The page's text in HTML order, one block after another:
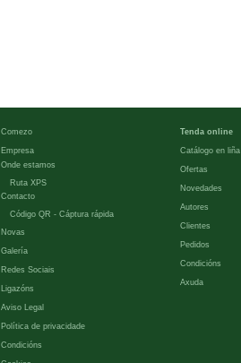
Comezo
Empresa
Onde estamos
Ruta XPS
Contacto
Código QR - Cáptura rápida
Novas
Galería
Redes Sociais
Ligazóns
Aviso Legal
Política de privacidade
Condicións
Tenda online
Catálogo en liña
Ofertas
Novedades
Autores
Clientes
Pedidos
Condicións
Axuda